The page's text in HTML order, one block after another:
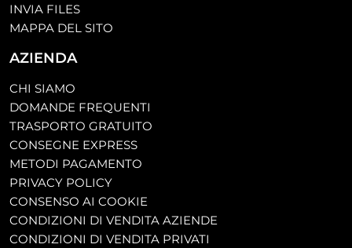
INVIA FILES
MAPPA DEL SITO
AZIENDA
CHI SIAMO
DOMANDE FREQUENTI
TRASPORTO GRATUITO
CONSEGNE EXPRESS
METODI PAGAMENTO
PRIVACY POLICY
CONSENSO AI COOKIE
CONDIZIONI DI VENDITA AZIENDE
CONDIZIONI DI VENDITA PRIVATI